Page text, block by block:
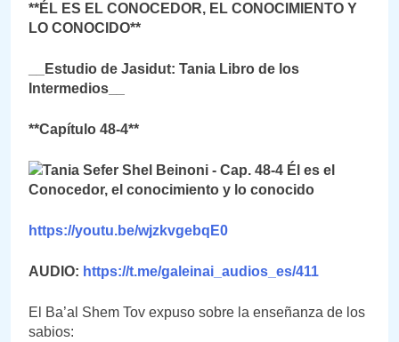
**ÉL ES EL CONOCEDOR, EL CONOCIMIENTO Y
LO CONOCIDO**
__Estudio de Jasidut: Tania Libro de los
Intermedios__
**Capítulo 48-4**
https://youtu.be/wjzkvgebqE0
AUDIO: https://t.me/galeinai_audios_es/411
El Ba’al Shem Tov expuso sobre la enseñanza de los
sabios: